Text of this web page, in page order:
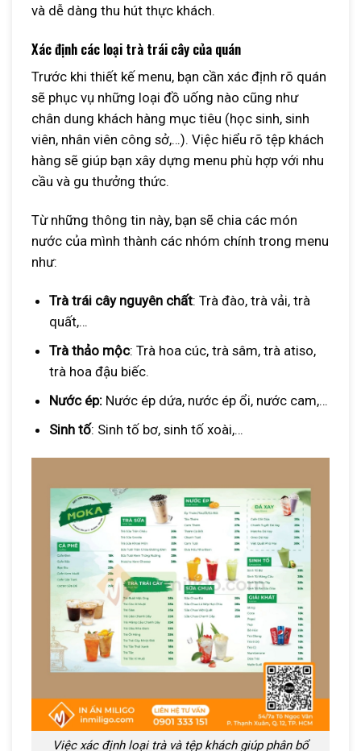
và dễ dàng thu hút thực khách.
Xác định các loại trà trái cây của quán
Trước khi thiết kế menu, bạn cần xác định rõ quán
sẽ phục vụ những loại đồ uống nào cũng như
chân dung khách hàng mục tiêu (học sinh, sinh
viên, nhân viên công sở,…). Việc hiểu rõ tệp khách
hàng sẽ giúp bạn xây dựng menu phù hợp với nhu
cầu và gu thưởng thức.
Từ những thông tin này, bạn sẽ chia các món
nước của mình thành các nhóm chính trong menu
như:
Trà trái cây nguyên chất: Trà đào, trà vải, trà
quất,…
Trà thảo mộc: Trà hoa cúc, trà sâm, trà atiso,
trà hoa đậu biếc.
Nước ép: Nước ép dứa, nước ép ổi, nước cam,…
Sinh tố: Sinh tố bơ, sinh tố xoài,…
Việc xác định loại trà và tệp khách giúp phân bổ